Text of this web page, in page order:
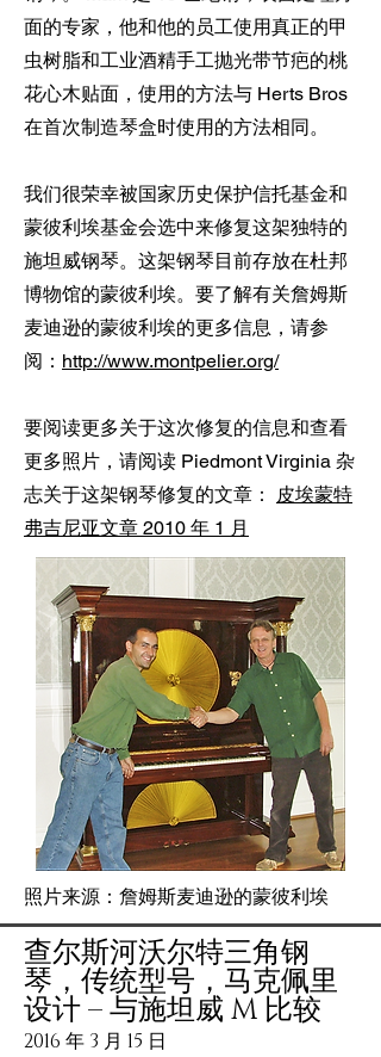
面的专家，他和他的员工使用真正的甲
虫树脂和工业酒精手工抛光带节疤的桃
花心木贴面，使用的方法与 Herts Bros
在首次制造琴盒时使用的方法相同。
我们很荣幸被国家历史保护信托基金和
蒙彼利埃基金会选中来修复这架独特的
施坦威钢琴。这架钢琴目前存放在杜邦
博物馆的蒙彼利埃。要了解有关詹姆斯
麦迪逊的蒙彼利埃的更多信息，请参
阅： http://www.montpelier.org/
要阅读更多关于这次修复的信息和查看
更多照片，请阅读 Piedmont Virginia 杂
志关于这架钢琴修复的文章： 皮埃蒙特
弗吉尼亚文章 2010 年 1 月
照片来源：詹姆斯麦迪逊的蒙彼利埃
查尔斯河沃尔特三角钢
琴，传统型号，马克佩里
设计 – 与施坦威 M 比较
2016 年 3 月 15 日